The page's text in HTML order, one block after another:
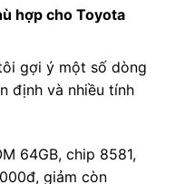
hợp cho Toyota
gợi ý một số dòng
định và nhiều tính
64GB, chip 8581,
giảm còn